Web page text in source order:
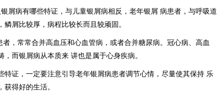
屑病有哪些特证，与儿童银屑病相反，老年银屑 病患者，与呼吸道
屑比较厚，病程比较长而且较顽固。
，常常合并高血压和心血管病，或者合并糖尿病。冠心病、高血
而银屑病从本质来 讲也是属于心身疾病。
特证，一定要注意引导老年银屑病患者调节心情，尽量使其保持 乐
得好的生活。